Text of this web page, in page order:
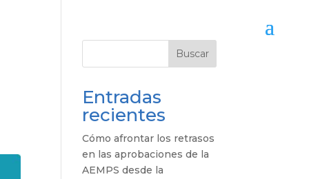
Buscar
Entradas
recientes
Cómo afrontar los retrasos
en las aprobaciones de la
AEMPS desde la